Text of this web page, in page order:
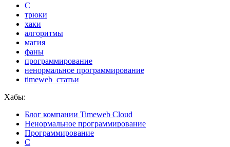
C
трюки
хаки
алгоритмы
магия
фаны
программирование
ненормальное программирование
timeweb_статьи
Хабы:
Блог компании Timeweb Cloud
Ненормальное программирование
Программирование
C